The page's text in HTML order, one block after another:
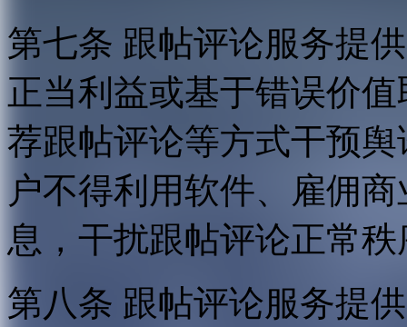
第七条 跟帖评论服务提
正当利益或基于错误价
荐跟帖评论等方式干预
户不得利用软件、雇佣
息，干扰跟帖评论正常
第八条 跟帖评论服务提